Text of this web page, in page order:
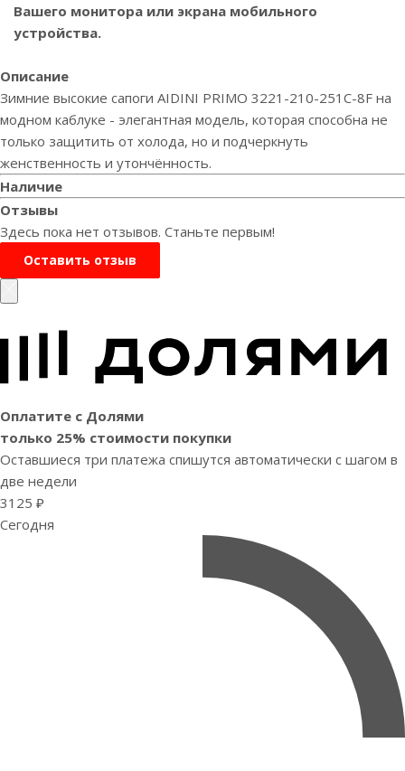
Вашего монитора или экрана мобильного
устройства.
Описание
Зимние высокие сапоги AIDINI PRIMO 3221-210-251C-8F на
модном каблуке - элегантная модель, которая способна не
только защитить от холода, но и подчеркнуть
женственность и утончённость.
Наличие
Отзывы
Здесь пока нет отзывов. Станьте первым!
Оставить отзыв
Оплатите с Долями
только 25% стоимости покупки
Оставшиеся три платежа спишутся автоматически с шагом в
две недели
3125 ₽
Сегодня